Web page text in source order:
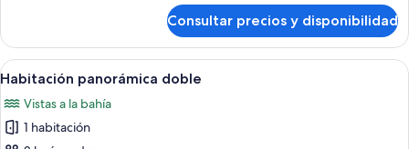
panorámica
con
2
individuales
Consultar precios y disponibilidad
Abrir
todas
las
fotos
Habitación de hotel con cama,
18
Habitación panorámica doble
Vistas a la bahía
1 habitación